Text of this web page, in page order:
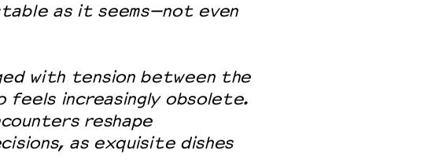
as it seems—not even
with tension between the
feels increasingly obsolete.
reshape
as exquisite dishes